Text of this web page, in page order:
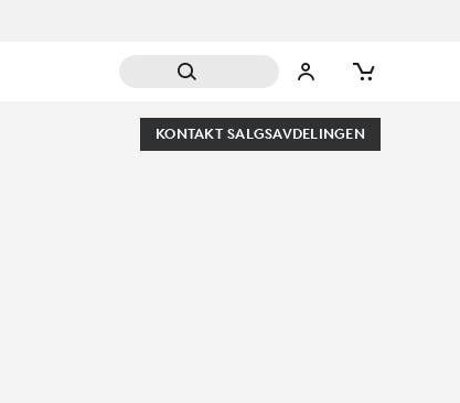
KONTAKT SALGSAVDELINGEN